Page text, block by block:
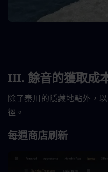
III. 餘音的獲取成
除了秦川的隱藏地點外，
徑。
每週商店刷新